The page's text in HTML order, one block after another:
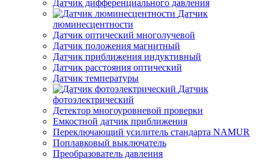
Датчик дифференциального давления
Датчик
люминесцентности
Датчик оптический многолучевой
Датчик положения магнитный
Датчик приближения индуктивный
Датчик расстояния оптический
Датчик температуры
Датчик
фотоэлектрический
Детектор многоуровневой проверки
Емкостной датчик приближения
Переключающий усилитель стандарта NAMUR
Поплавковый выключатель
Преобразователь давления